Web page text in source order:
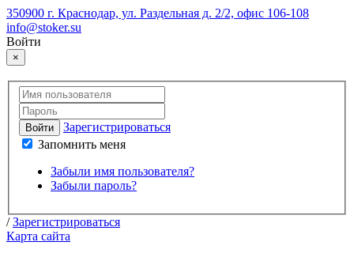
350900 г. Краснодар, ул. Раздельная д. 2/2, офис 106-108
info@stoker.su
Войти
×
Войти
Зарегистрироваться
Запомнить меня
Забыли имя пользователя?
Забыли пароль?
/Зарегистрироваться
Карта сайта